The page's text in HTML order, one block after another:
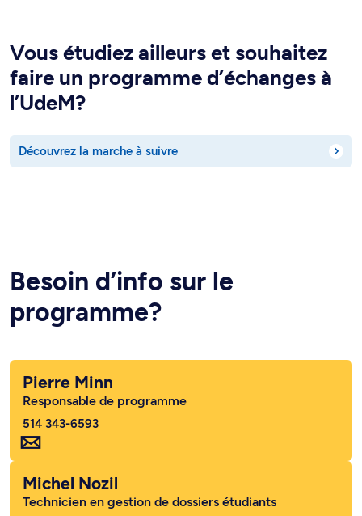
Vous étudiez ailleurs et souhaitez
faire un programme d’échanges à
l’UdeM?
Découvrez la marche à suivre
Besoin d’info sur le
programme?
Pierre Minn
Responsable de programme
514 343-6593
Michel Nozil
Technicien en gestion de dossiers étudiants